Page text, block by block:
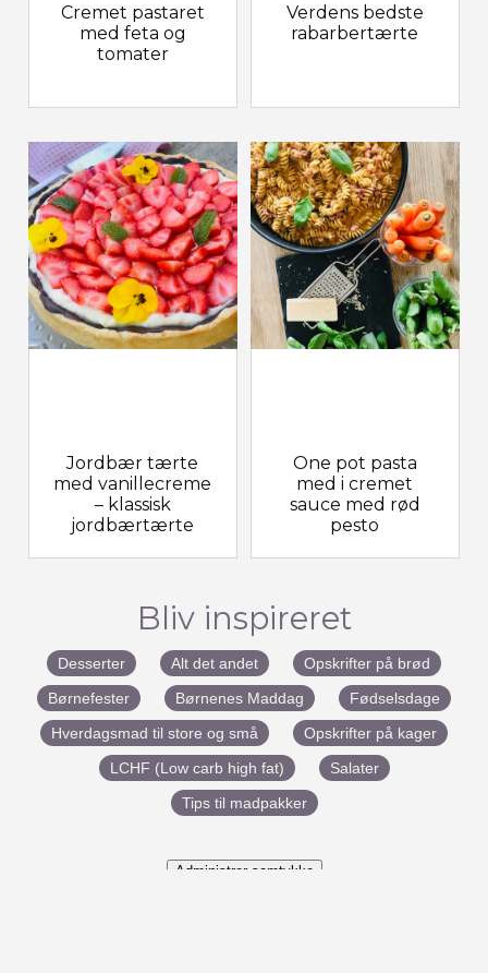
Cremet pastaret
med feta og
tomater
Jordbær tærte
med vanillecreme
– klassisk
jordbærtærte
Verdens bedste
rabarbertærte
One pot pasta
med i cremet
sauce med rød
pesto
Bliv inspireret
Desserter Alt det andet
Opskrifter på brød
Børnefester
Børnenes Maddag
Fødselsdage
Hverdagsmad til store og små
Opskrifter på kager
LCHF (Low carb high fat)
Salater
Tips til madpakker
Administrer samtykke